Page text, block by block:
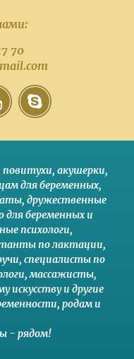
70
повитухи, акушерки,
для беременных,
, дружественные
беременных и
психологи,
по лактации,
, специалисты по
,массажисты,
искусствуи другие
, родами
- рядом!